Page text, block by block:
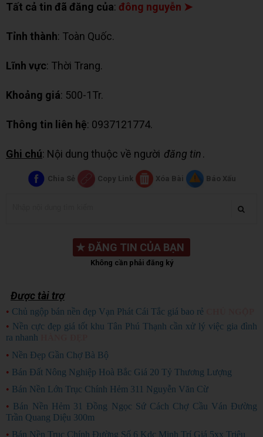
Tất cả tin đã đăng của: đông nguyễn ➤
Tỉnh thành: Toàn Quốc.
Lĩnh vực: Thời Trang.
Khoảng giá: 500-1Tr.
Thông tin liên hệ: 0937121774.
Ghi chú: Nội dung thuộc về người đăng tin.
Chia Sẻ Copy Link Xóa Bài Báo Xấu
★ ĐĂNG TIN CỦA BẠN
Không cần phải đăng ký
Được tài trợ
• Chủ ngộp bán nền đẹp Vạn Phát Cái Tắc giá bao rẻ
• Nền cực đẹp giá tốt khu Tân Phú Thạnh cần xử lý việc gia đình
ra nhanh
• Nền Đẹp Gần Chợ Bà Bộ
• Bán Đất Nông Nghiệp Hoà Bắc Giá 20 Tỷ Thương Lượng
• Bán Nền Lớn Trục Chính Hẻm 311 Nguyễn Văn Cừ
• Bán Nền Hẻm 31 Đồng Ngọc Sứ Cách Chợ Cầu Ván Đường
Trần Quang Diệu 300m
• Bán Nền Trục Chính Đường Số 6 Kdc Minh Trí Giá 5xx Triệu